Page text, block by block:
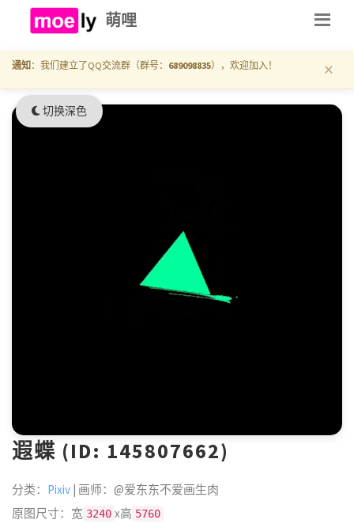
切换深色
萌哩
通知 ：我们建立了QQ交流群（群号： 689098835），欢迎加入！ ×
遐蝶 (ID: 145807662)
分类： Pixiv | 画师：@爱东东不爱画生肉
原图尺寸：宽 3240 x高 5760